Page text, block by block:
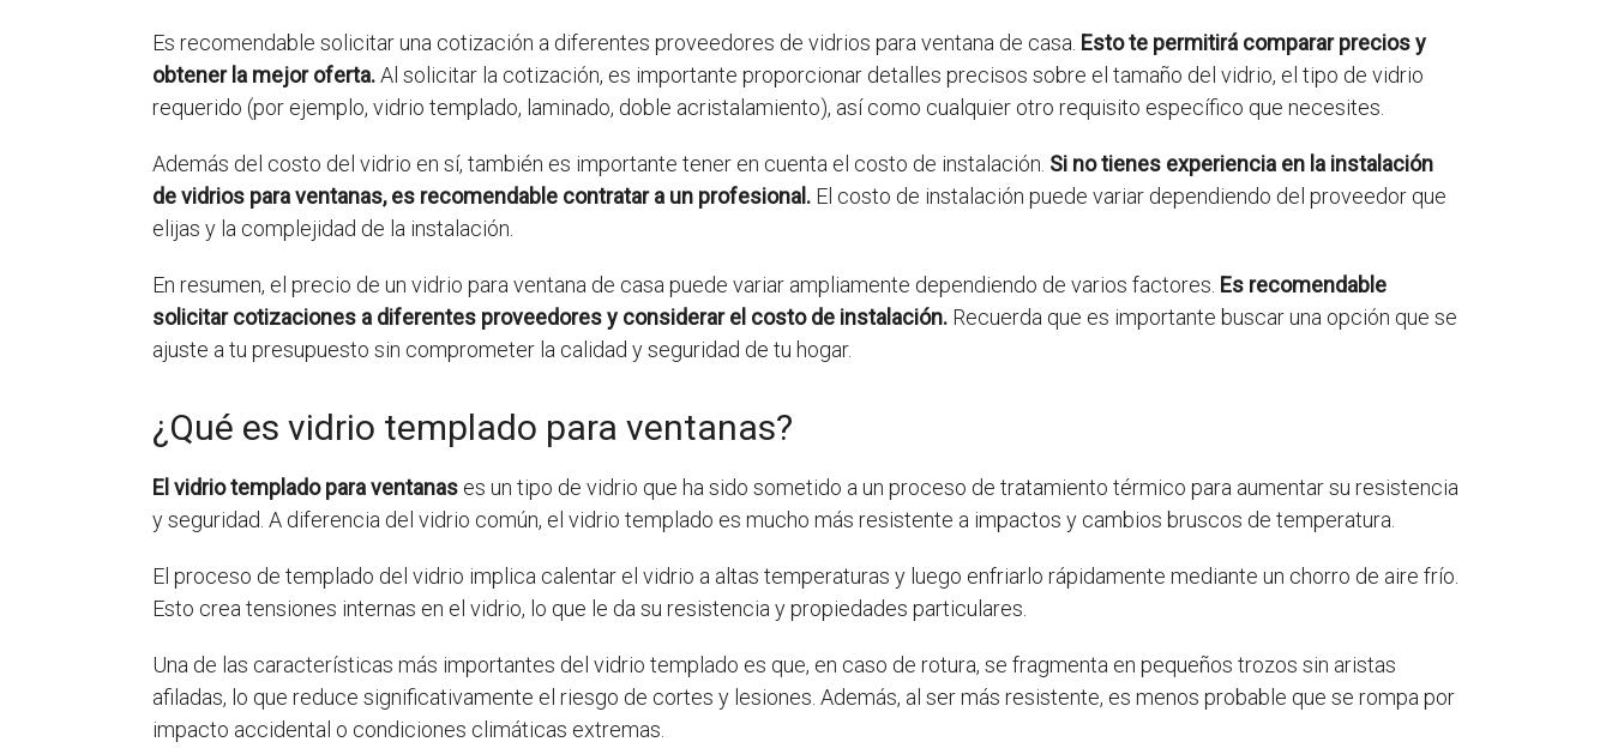
Es recomendable solicitar una cotización a diferentes proveedores de vidrios para ventana de casa. Esto te permitirá comparar precios y
obtener la mejor oferta.Al solicitar la cotización, es importante proporcionar detalles precisos sobre el tamaño del vidrio, el tipo de vidrio
requerido (por ejemplo, vidrio templado, laminado, doble acristalamiento), así como cualquier otro requisito específico que necesites.
Además del costo del vidrio en sí, también es importante tener en cuenta el costo de instalación. Si no tienes experiencia en la instalación
de vidrios para ventanas, es recomendable contratar a un profesional. El costo de instalación puede variar dependiendo del proveedor que
elijas y la complejidad de la instalación.
En resumen, el precio de un vidrio para ventana de casa puede variar ampliamente dependiendo de varios factores. Es recomendable
solicitar cotizaciones a diferentes proveedores y considerar el costo de instalación. Recuerda que es importante buscar una opción que se
ajuste a tu presupuesto sin comprometer la calidad y seguridad de tu hogar.
¿Qué es vidrio templado para ventanas?
El vidrio templado para ventanas es un tipo de vidrio que ha sido sometido a un proceso de tratamiento térmico para aumentar su resistencia
y seguridad. A diferencia del vidrio común, el vidrio templado es mucho más resistente a impactos y cambios bruscos de temperatura.
El proceso de templado del vidrio implica calentar el vidrio a altas temperaturas y luego enfriarlo rápidamente mediante un chorro de aire frío.
Esto crea tensiones internas en el vidrio, lo que le da su resistencia y propiedades particulares.
Una de las características más importantes del vidrio templado es que, en caso de rotura, se fragmenta en pequeños trozos sin aristas
afiladas, lo que reduce significativamente el riesgo de cortes y lesiones. Además, al ser más resistente, es menos probable que se rompa por
impacto accidental o condiciones climáticas extremas.